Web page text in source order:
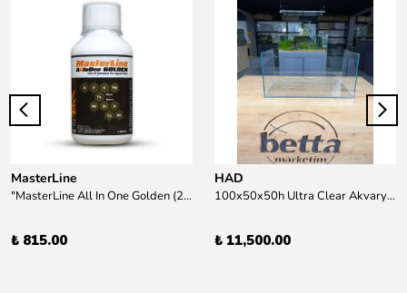
MasterLine
"MasterLine All In One Golden (200 ml) Daha yüksek zorluk derecesine sahip bitkiler için Özel formül Tam Besin "
₺ 815.00
HAD
100x50x50h Ultra Clear Akvaryum 10mm 90derece Birleşim /Sadece Otobüs Kargosu ile Gönderim Yapılır !
₺ 11,500.00